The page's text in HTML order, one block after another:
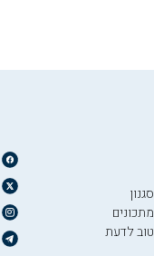
סגנון
מתכונים
טוב לדעת